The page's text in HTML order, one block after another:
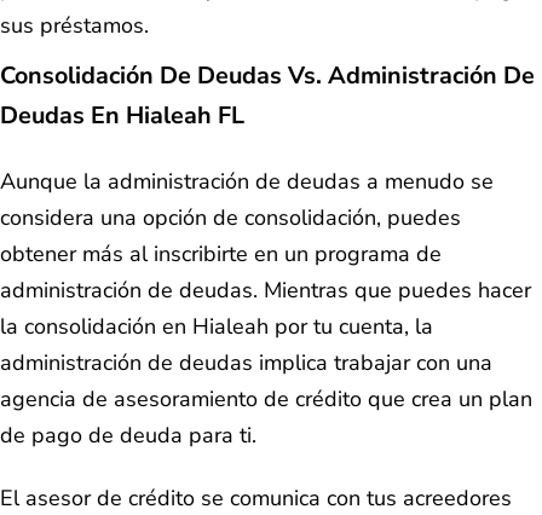
sus préstamos.
Consolidación De Deudas Vs. Administración De
Deudas En Hialeah FL
Aunque la administración de deudas a menudo se
considera una opción de consolidación, puedes
obtener más al inscribirte en un programa de
administración de deudas. Mientras que puedes hacer
la consolidación en Hialeah por tu cuenta, la
administración de deudas implica trabajar con una
agencia de asesoramiento de crédito que crea un plan
de pago de deuda para ti.
El asesor de crédito se comunica con tus acreedores